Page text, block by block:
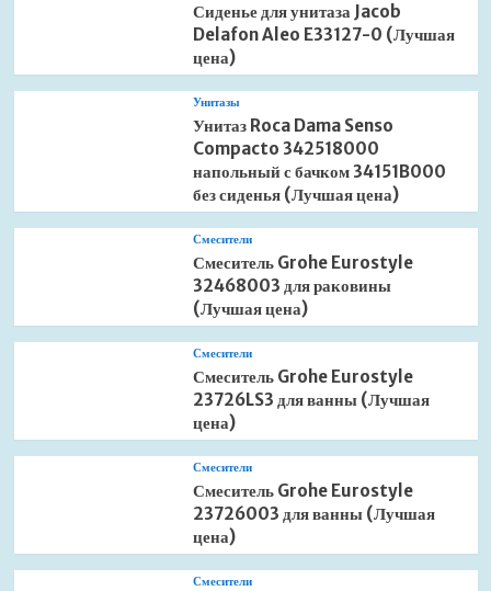
Сиденье для унитаза Jacob
Delafon Aleo E33127-0 (Лучшая
цена)
Унитазы
Унитаз Roca Dama Senso
Compacto 342518000
напольный с бачком 34151B000
без сиденья (Лучшая цена)
Смесители
Смеситель Grohe Eurostyle
32468003 для раковины
(Лучшая цена)
Смесители
Смеситель Grohe Eurostyle
23726LS3 для ванны (Лучшая
цена)
Смесители
Смеситель Grohe Eurostyle
23726003 для ванны (Лучшая
цена)
Смесители